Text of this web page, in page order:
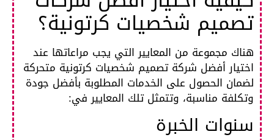
تصميم شخصيات كرتونية؟
هناك مجموعة من المعايير التي يجب مراعاتها عند
اختيار أفضل شركة تصميم شخصيات كرتونية متحركة
لضمان الحصول على الخدمات المطلوبة بأفضل جودة
وتكلفة مناسبة، وتتمثل تلك المعايير في:
سنوات الخبرة